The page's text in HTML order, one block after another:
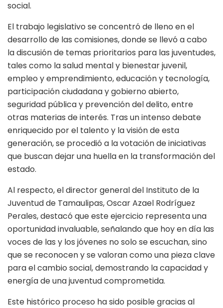
social.
El trabajo legislativo se concentró de lleno en el
desarrollo de las comisiones, donde se llevó a cabo
la discusión de temas prioritarios para las juventudes,
tales como la salud mental y bienestar juvenil,
empleo y emprendimiento, educación y tecnología,
participación ciudadana y gobierno abierto,
seguridad pública y prevención del delito, entre
otras materias de interés. Tras un intenso debate
enriquecido por el talento y la visión de esta
generación, se procedió a la votación de iniciativas
que buscan dejar una huella en la transformación del
estado.
Al respecto, el director general del Instituto de la
Juventud de Tamaulipas, Oscar Azael Rodríguez
Perales, destacó que este ejercicio representa una
oportunidad invaluable, señalando que hoy en día las
voces de las y los jóvenes no solo se escuchan, sino
que se reconocen y se valoran como una pieza clave
para el cambio social, demostrando la capacidad y
energía de una juventud comprometida.
Este histórico proceso ha sido posible gracias al